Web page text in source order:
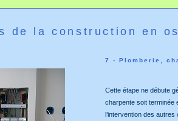
de la construction en
7 - Plomberie,
Cette étape ne débute
charpente soit terminée
l’intervention des